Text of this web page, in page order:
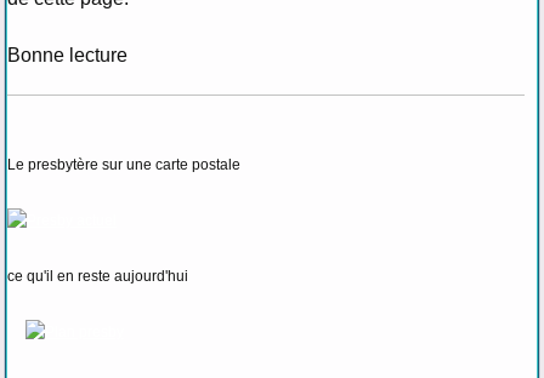
Bonne lecture
Le presbytère sur une carte postale
ce qu'il en reste aujourd'hui